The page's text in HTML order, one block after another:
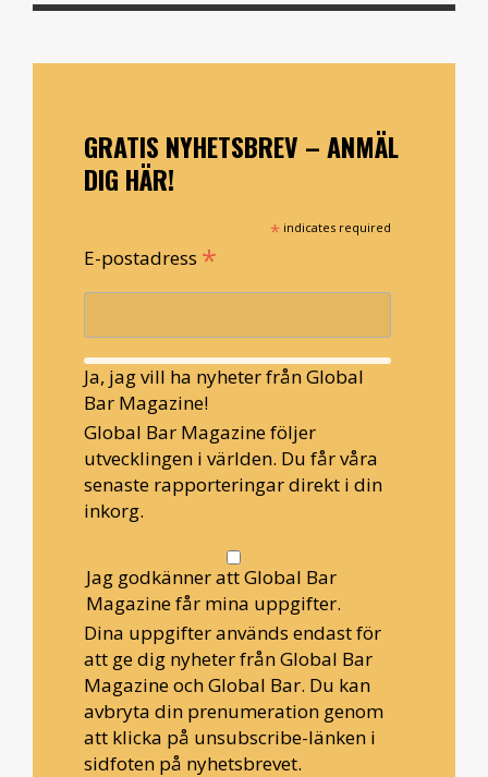
GRATIS NYHETSBREV – ANMÄL
DIG HÄR!
* indicates required
E-postadress *
Ja, jag vill ha nyheter från Global
Bar Magazine!
Global Bar Magazine följer
utvecklingen i världen. Du får våra
senaste rapporteringar direkt i din
inkorg.
Jag godkänner att Global Bar
Magazine får mina uppgifter.
Dina uppgifter används endast för
att ge dig nyheter från Global Bar
Magazine och Global Bar. Du kan
avbryta din prenumeration genom
att klicka på unsubscribe-länken i
sidfoten på nyhetsbrevet.